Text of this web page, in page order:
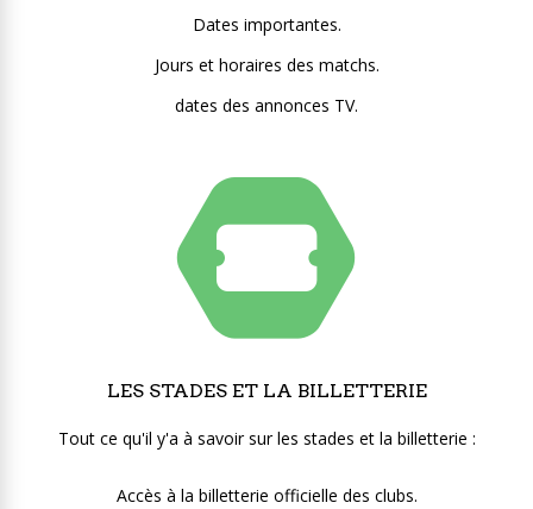
Dates importantes.
Jours et horaires des matchs.
dates des annonces TV.
LES STADES ET LA BILLETTERIE
Tout ce qu'il y'a à savoir sur les stades et la billetterie :
Accès à la billetterie officielle des clubs.